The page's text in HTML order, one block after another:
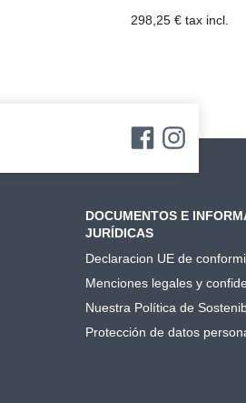
298,25 € tax incl.
DOCUMENTOS E
JURÍDICAS
Declaracion UE de
Menciones legales y
Nuestra Política de
Protección de datos